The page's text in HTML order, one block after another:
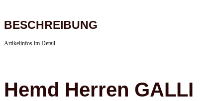
BESCHREIBUNG
Artikelinfos im Detail
Hemd Herren GALLI